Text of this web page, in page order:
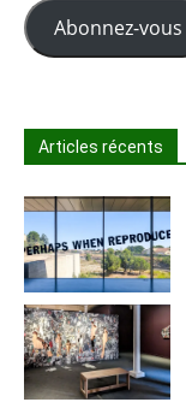
Abonnez-vous
Articles récents